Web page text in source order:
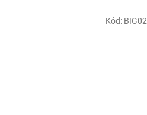
Kód: BIG02